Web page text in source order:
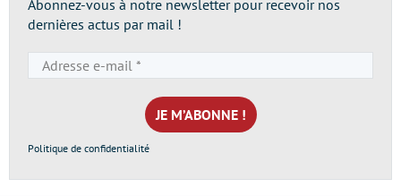
Abonnez-vous à notre newsletter pour recevoir nos
dernières actus par mail !
e-
mail
*
Politique de confidentialité